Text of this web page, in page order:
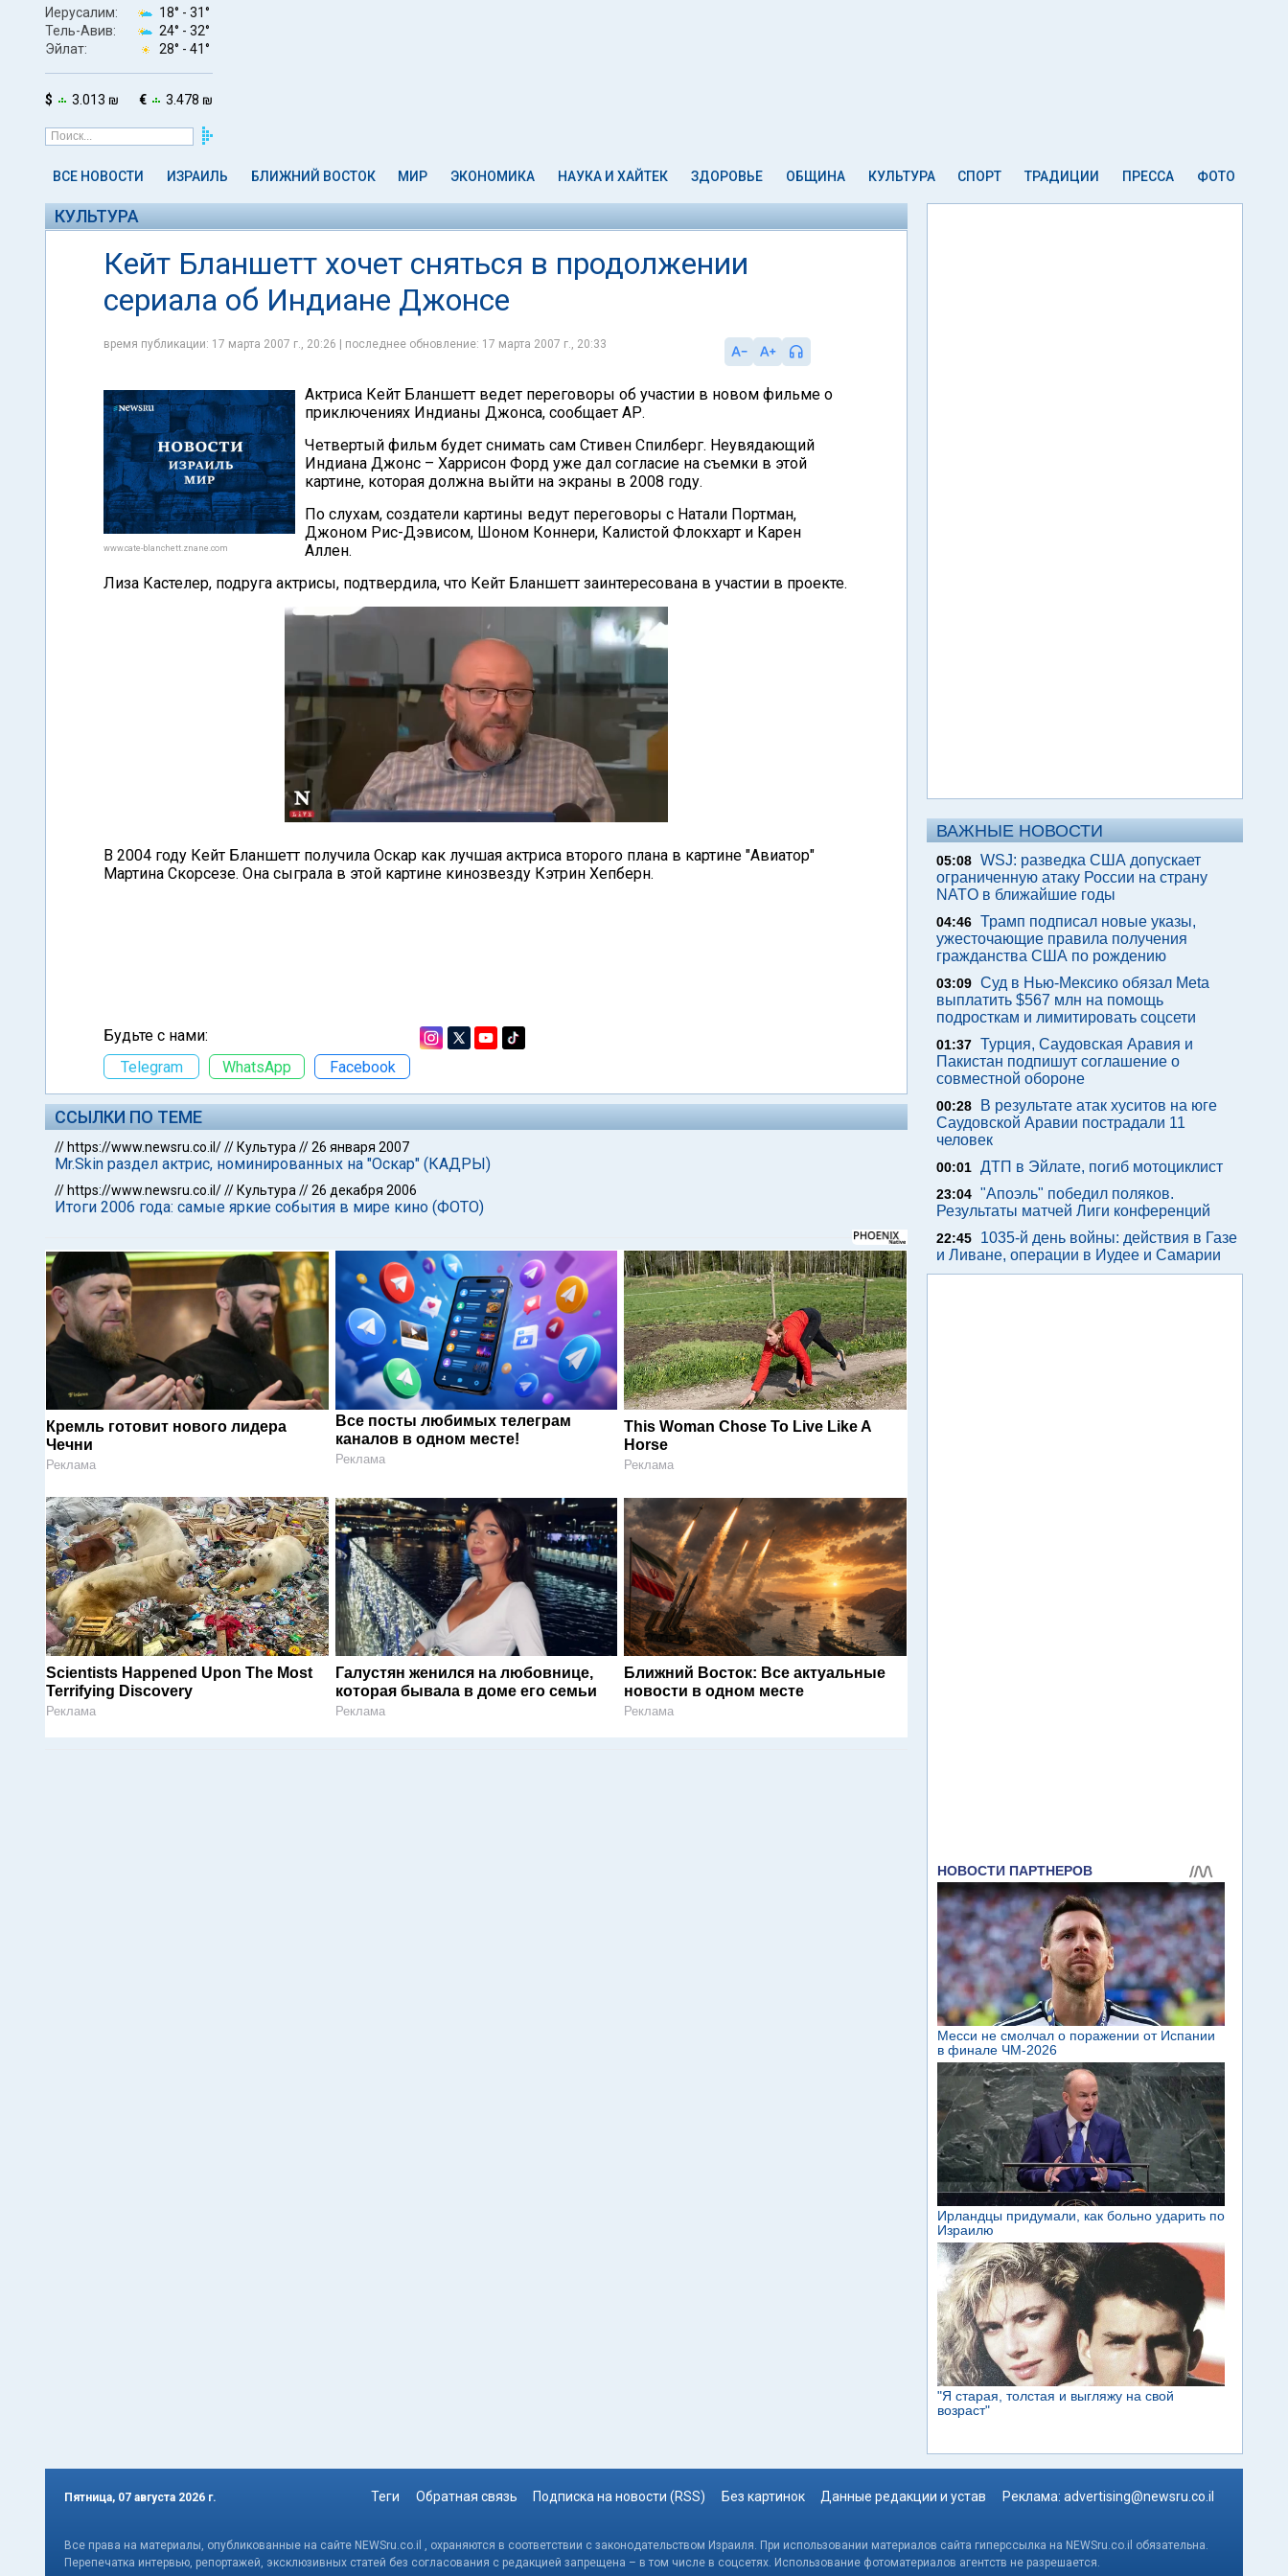
Иерусалим: 18° - 31°
Тель-Авив:
24° - 32°
Эйлат:
28° - 41°
$ 3.013 ₪ € 3.478 ₪
ВСЕ НОВОСТИ ИЗРАИЛЬ БЛИЖНИЙ ВОСТОК МИР ЭКОНОМИКА НАУКА И ХАЙТЕК ЗДОРОВЬЕ ОБЩИНА КУЛЬТУРА СПОРТ ТРАДИЦИИ ПРЕССА ФОТО
КУЛЬТУРА
Кейт Бланшетт хочет сняться в продолжении
сериала об Индиане Джонсе
время публикации: 17 марта 2007 г., 20:26 | последнее обновление: 17 марта 2007 г., 20:33
www.cate-blanchett.znane.com
Актриса Кейт Бланшетт ведет переговоры об участии в новом фильме о
приключениях Индианы Джонса, сообщает АР.
Четвертый фильм будет снимать сам Стивен Спилберг. Неувядающий
Индиана Джонс – Харрисон Форд уже дал согласие на съемки в этой
картине, которая должна выйти на экраны в 2008 году.
По слухам, создатели картины ведут переговоры с Натали Портман,
Джоном Рис-Дэвисом, Шоном Коннери, Калистой Флокхарт и Карен
Аллен.
Лиза Кастелер, подруга актрисы, подтвердила, что Кейт Бланшетт заинтересована в участии в проекте.
В 2004 году Кейт Бланшетт получила Оскар как лучшая актриса второго плана в картине "Авиатор"
Мартина Скорсезе. Она сыграла в этой картине кинозвезду Кэтрин Хепберн.
Будьте с нами:
Telegram
WhatsApp Facebook
ССЫЛКИ ПО ТЕМЕ
// https://www.newsru.co.il/// Культура //26 января 2007
Mr.Skin раздел актрис, номинированных на "Оскар" (КАДРЫ)
// https://www.newsru.co.il/// Культура //26 декабря 2006
Итоги 2006 года: самые яркие события в мире кино (ФОТО)
Кремль готовит нового лидера
Чечни
Реклама
Все посты любимых телеграм
каналов в одном месте!
Реклама
This Woman Chose To Live Like A
Horse
Реклама
Scientists Happened Upon The Most
Terrifying Discovery
Реклама
Галустян женился на любовнице,
которая бывала в доме его семьи
Реклама
Ближний Восток: Все актуальные
новости в одном месте
Реклама
ВАЖНЫЕ НОВОСТИ
05:08 WSJ: разведка США допускает
ограниченную атаку России на страну
NATO в ближайшие годы
04:46 Трамп подписал новые указы,
ужесточающие правила получения
гражданства США по рождению
03:09 Суд в Нью-Мексико обязал Meta
выплатить $567 млн на помощь
подросткам и лимитировать соцсети
01:37 Турция, Саудовская Аравия и
Пакистан подпишут соглашение о
совместной обороне
00:28
В результате атак хуситов на юге
Саудовской Аравии пострадали 11
человек
00:01 ДТП в Эйлате, погиб мотоциклист
23:04 "Апоэль" победил поляков.
Результаты матчей Лиги конференций
22:45
1035-й день войны: действия в Газе
и Ливане, операции в Иудее и Самарии
Пятница, 07 августа 2026 г. Теги Обратная связь Подписка на новости (RSS) Без картинок Данные редакции и устав Реклама: advertising@newsru.co.il
Все права на материалы, опубликованные на сайте NEWSru.co.il , охраняются в соответствии с законодательством Израиля. При использовании материалов сайта гиперссылка на NEWSru.co.il обязательна.
Перепечатка интервью, репортажей, эксклюзивных статей без согласования с редакцией запрещена – в том числе в соцсетях. Использование фотоматериалов агентств не разрешается.